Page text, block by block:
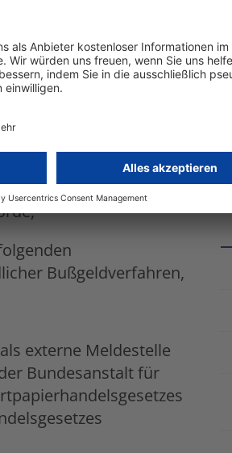
Untersuchungen bei
Organisationseinheit
ist,
Bußgeldverfahren,
externe Meldestelle
Bundesanstalt für